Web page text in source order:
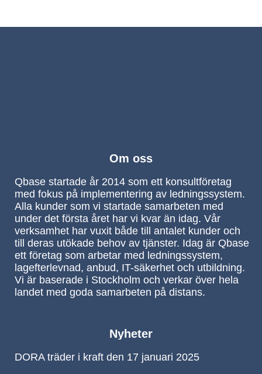
Om oss
Qbase startade år 2014 som ett konsultföretag
med fokus på implementering av ledningssystem.
Alla kunder som vi startade samarbeten med
under det första året har vi kvar än idag. Vår
verksamhet har vuxit både till antalet kunder och
till deras utökade behov av tjänster. Idag är Qbase
ett företag som arbetar med ledningssystem,
lagefterlevnad, anbud, IT-säkerhet och utbildning.
Vi är baserade i Stockholm och verkar över hela
landet med goda samarbeten på distans.
Nyheter
DORA träder i kraft den 17 januari 2025